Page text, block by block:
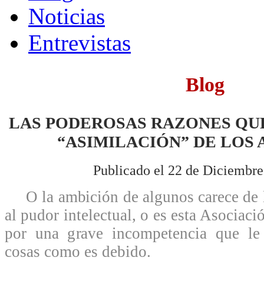
Noticias
Entrevistas
Blog
LAS PODEROSAS RAZONES
“ASIMILACIÓN” DE LOS
Publicado el 22 de
O la ambición de algunos carece
al pudor intelectual, o es esta
por una grave incompetencia que
cosas como es debido.